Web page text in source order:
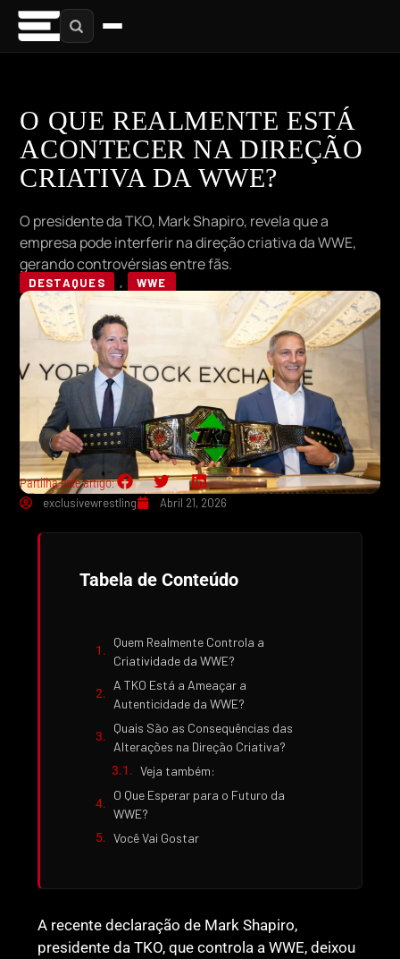
O QUE REALMENTE ESTÁ
ACONTECER NA DIREÇÃO
CRIATIVA DA WWE?
O presidente da TKO, Mark Shapiro, revela que a
empresa pode interferir na direção criativa da WWE,
gerando controvérsias entre fãs.
DESTAQUES , WWE
Partilha este artigo:
exclusivewrestling
Abril 21, 2026
Tabela de Conteúdo
Quem Realmente Controla a
Criatividade da WWE?
A TKO Está a Ameaçar a
Autenticidade da WWE?
Quais São as Consequências das
Alterações na Direção Criativa?
Veja também:
O Que Esperar para o Futuro da
WWE?
Você Vai Gostar
A recente declaração de Mark Shapiro,
presidente da TKO, que controla a WWE, deixou